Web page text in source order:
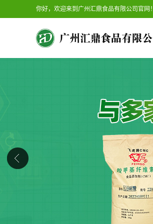
你好，欢迎来到广州汇鼎食品有限公司官网！